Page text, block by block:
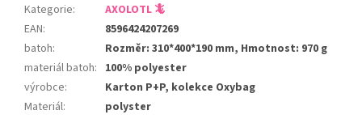
Kategorie:
AXOLOTL 🦎
EAN:
8596424207269
batoh:
Rozměr: 310*400*190 mm, Hmotnost: 970 g
materiál batoh: 100% polyester
výrobce:
Karton P+P, kolekce Oxybag
Materiál: polyster